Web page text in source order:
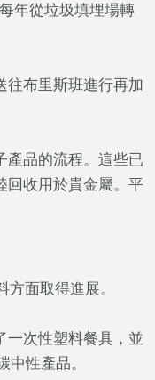
年從垃圾填埋場轉
往布里斯班進行再加
產品的流程。這些已
回收用於貴金屬。平
面取得進展。
一次性塑料餐具，並
性產品。